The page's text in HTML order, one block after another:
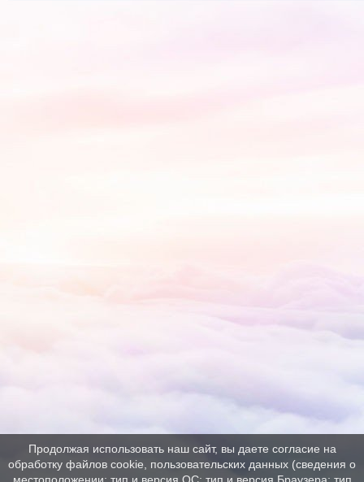
Продолжая использовать наш сайт, вы даете согласие на
обработку файлов cookie, пользовательских данных (сведения о